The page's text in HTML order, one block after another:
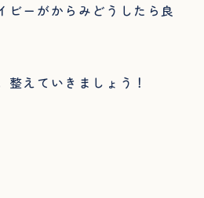
ビーがからみどうしたら良
えていきましょう！